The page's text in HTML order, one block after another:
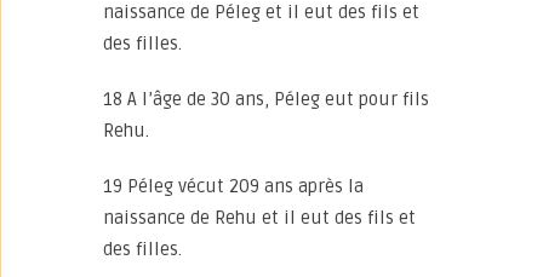
naissance de Péleg et il eut des fils et
des filles.
18 A l’âge de 30 ans, Péleg eut pour fils
Rehu.
19 Péleg vécut 209 ans après la
naissance de Rehu et il eut des fils et
des filles.